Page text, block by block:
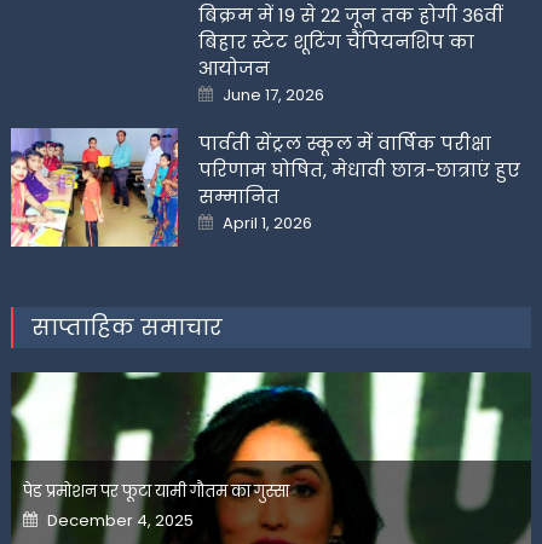
बिक्रम में 19 से 22 जून तक होगी 36वीं
बिहार स्टेट शूटिंग चैंपियनशिप का
आयोजन
Posted
on
June 17, 2026
पार्वती सेंट्रल स्कूल में वार्षिक परीक्षा
परिणाम घोषित, मेधावी छात्र-छात्राएं हुए
सम्मानित
Posted
on
April 1, 2026
साप्ताहिक समाचार
पेड प्रमोशन पर फूटा यामी गौतम का गुस्सा
Posted
on
December 4, 2025